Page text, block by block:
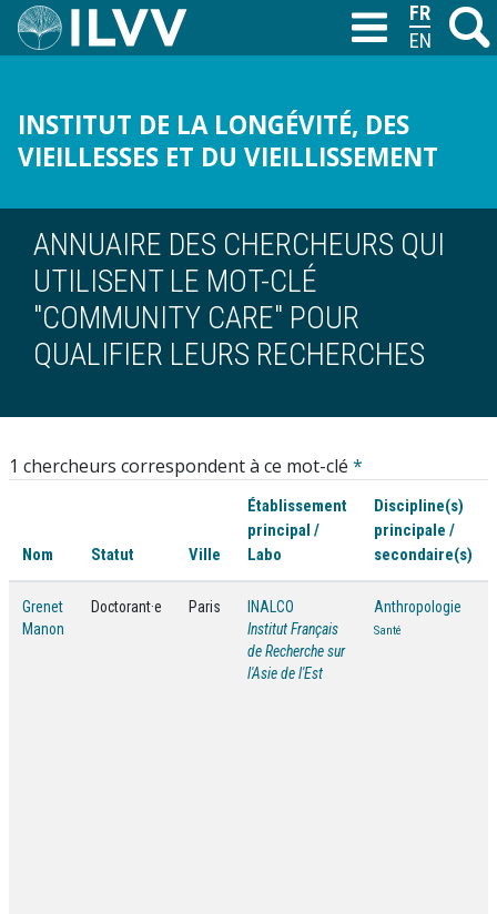
Aller
au
M
INSTITUT DE LA LONGÉVITÉ, DES
VIEILLESSES ET DU VIEILLISSEMENT
T
ANNUAIRE DES CHERCHEURS QUI
UTILISENT LE MOT-CLÉ
"COMMUNITY CARE" POUR
QUALIFIER LEURS RECHERCHES
1 chercheurs correspondent à ce mot-clé *
Nom Statut Ville
Établissement
principal /
Labo
Discipline(s)
principale /
secondaire(s)
Grenet
Manon
Doctorant·e Paris
INALCO
Institut Français
de Recherche sur
l'Asie de l'Est
Anthropologie
Santé
FRANÇAIS
ENGLISH